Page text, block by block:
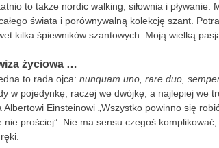
to także nordic walking, siłownia i pływanie.
świata i porównywalną kolekcję szant.
kilka śpiewników szantowych. Moją wielką
życiowa …
to rada ojca: nunquam uno, rare duo,
w pojedynkę, raczej we dwójkę, a najlepiej we
Albertowi Einsteinowi „Wszystko powinno się
nie prościej”. Nie ma sensu czegoś